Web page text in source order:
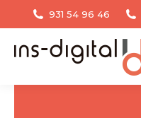
931 54 96 46